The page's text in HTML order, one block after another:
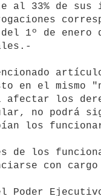
al 33% de sus
1º de enero
en el mismo
afectar los
no podrá
los
de los
con cargo
Poder